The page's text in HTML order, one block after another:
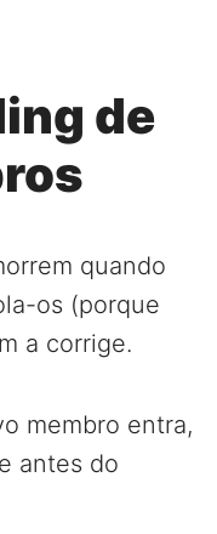
de
quando
os (porque
a corrige.
membro entra,
antes do